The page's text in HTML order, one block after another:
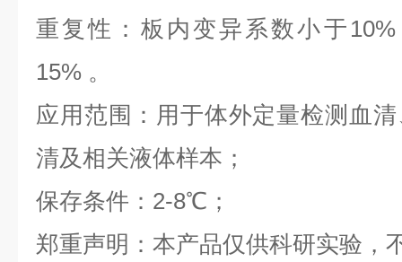
重复性：板内变异系数小于
15% 。
应用范围：用于体外定量检测血
清及相关液体样本；
保存条件：2-8℃；
郑重声明：本产品仅供科研实验，